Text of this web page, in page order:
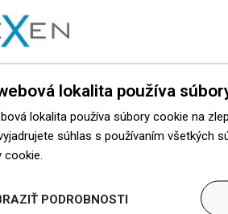
Pokladňa viac
lokalita používa
lokalita používa súbory cookie na
súhlas s používaním všetkých
PODROBNOSTI